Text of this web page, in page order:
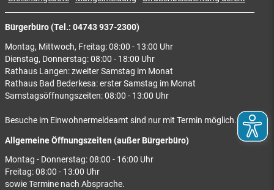
Bürgerbüro (Tel.: 04743 937-2300)
Montag, Mittwoch, Freitag: 08:00 - 13:00 Uhr
Dienstag, Donnerstag: 08:00 - 18:00 Uhr
Rathaus Langen: zweiter Samstag im Monat
Rathaus Bad Bederkesa: erster Samstag im Monat
Samstagsöffnungszeiten: 08:00 - 13:00 Uhr
Besuche im Einwohnermeldeamt sind nur mit Termin möglich.
Allgemeine Öffnungszeiten (außer Bürgerbüro)
Montag - Donnerstag: 08:00 - 16:00 Uhr
Freitag: 08:00 - 13:00 Uhr
sowie Termine nach Absprache.